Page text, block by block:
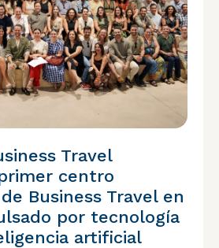
Travel
centro
Business Travel en
por tecnología
artificial